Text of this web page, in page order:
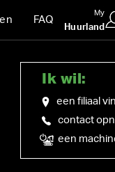
FAQ
My
Huurland
Ik wil:
een filiaal
contact
een